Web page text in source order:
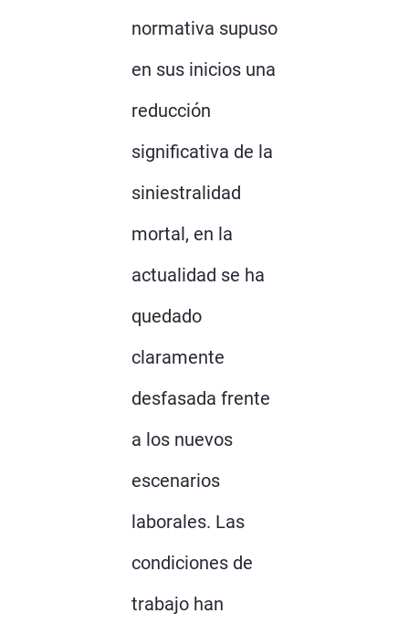
normativa supuso
en sus inicios una
reducción
significativa de la
siniestralidad
mortal, en la
actualidad se ha
quedado
claramente
desfasada frente
a los nuevos
escenarios
laborales. Las
condiciones de
trabajo han